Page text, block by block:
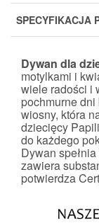
SPECYFIKACJA
Dywan dla
motylkami i
wiele radości i
pochmurne
wiosny, która
dziecięcy
do każdego
Dywan
zawiera
potwierdza